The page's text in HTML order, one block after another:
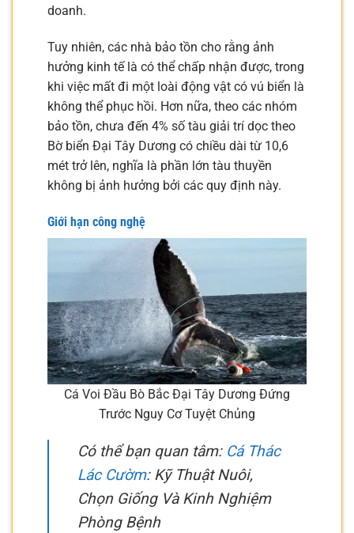
doanh.
Tuy nhiên, các nhà bảo tồn cho rằng ảnh
hưởng kinh tế là có thể chấp nhận được, trong
khi việc mất đi một loài động vật có vú biển là
không thể phục hồi. Hơn nữa, theo các nhóm
bảo tồn, chưa đến 4% số tàu giải trí dọc theo
Bờ biển Đại Tây Dương có chiều dài từ 10,6
mét trở lên, nghĩa là phần lớn tàu thuyền
không bị ảnh hưởng bởi các quy định này.
Giới hạn công nghệ
Cá Voi Đầu Bò Bắc Đại Tây Dương Đứng
Trước Nguy Cơ Tuyệt Chủng
Có thể bạn quan tâm: Cá Thác
Lác Cườm: Kỹ Thuật Nuôi,
Chọn Giống Và Kinh Nghiệm
Phòng Bệnh